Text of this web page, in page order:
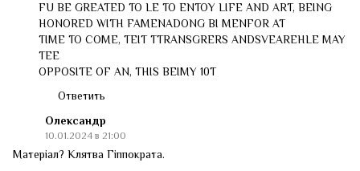
FU BE GREATED TO LE TO ENTOY LIFE AND ART, BEING
HONORED WITH FAMENADONG BI MENFOR AT
TIME TO COME, TEIT TTRANSGRERS ANDSVEAREHLE MAY
TEE
OPPOSITE OF AN, THIS BEIMY 10T
Ответить
Олександр
10.01.2024 в 21:00
Матеріал? Клятва Гіппократа.